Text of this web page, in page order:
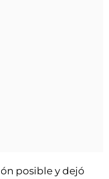
posible y dejó